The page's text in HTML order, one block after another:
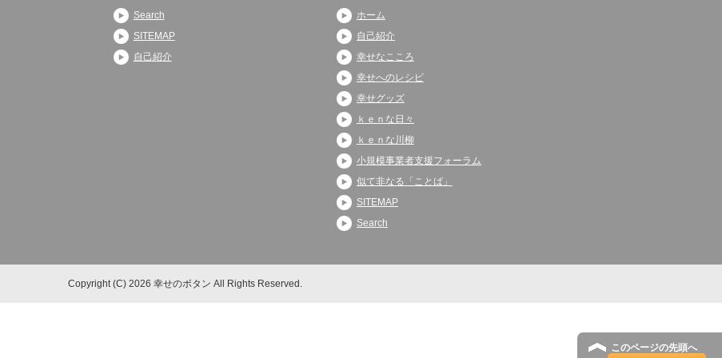
Search
SITEMAP
自己紹介
ホーム
自己紹介
幸せなこころ
幸せへのレシピ
幸せグッズ
ｋｅｎな日々
ｋｅｎな川柳
小規模事業者支援フォーラム
似て非なる「ことば」
SITEMAP
Search
Copyright (C) 2026 幸せのボタン All Rights Reserved.
このページの先頭へ